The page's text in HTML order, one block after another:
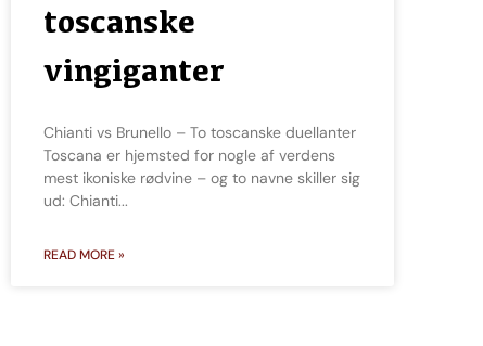
toscanske
vingiganter
Chianti vs Brunello – To toscanske duellanter
Toscana er hjemsted for nogle af verdens
mest ikoniske rødvine – og to navne skiller sig
ud: Chianti
READ MORE »